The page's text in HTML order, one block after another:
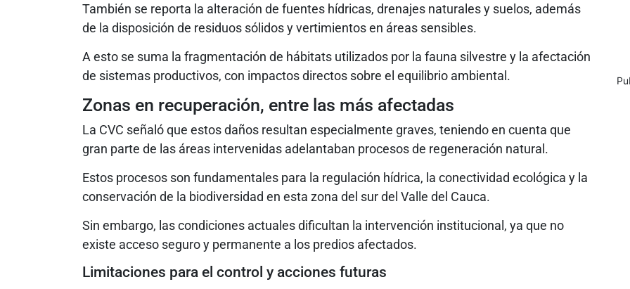
También se reporta la alteración de fuentes hídricas, drenajes naturales y suelos, además
de la disposición de residuos sólidos y vertimientos en áreas sensibles.
A esto se suma la fragmentación de hábitats utilizados por la fauna silvestre y la afectación
de sistemas productivos, con impactos directos sobre el equilibrio ambiental.
Zonas en recuperación, entre las más afectadas
La CVC señaló que estos daños resultan especialmente graves, teniendo en cuenta que
gran parte de las áreas intervenidas adelantaban procesos de regeneración natural.
Estos procesos son fundamentales para la regulación hídrica, la conectividad ecológica y la
conservación de la biodiversidad en esta zona del sur del Valle del Cauca.
Sin embargo, las condiciones actuales dificultan la intervención institucional, ya que no
existe acceso seguro y permanente a los predios afectados.
Limitaciones para el control y acciones futuras